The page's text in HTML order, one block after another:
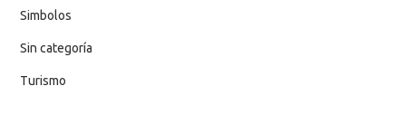
Simbolos
Sin categoría
Turismo